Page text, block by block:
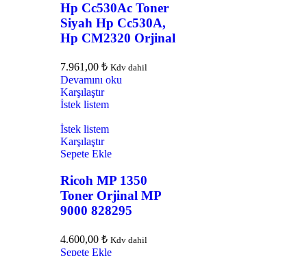
Hp Cc530Ac Toner
Siyah Hp Cc530A,
Hp CM2320 Orjinal
7.961,00 ₺ Kdv dahil
Devamını oku
Karşılaştır
İstek listem
İstek listem
Karşılaştır
Sepete Ekle
Ricoh MP 1350
Toner Orjinal MP
9000 828295
4.600,00 ₺ Kdv dahil
Sepete Ekle